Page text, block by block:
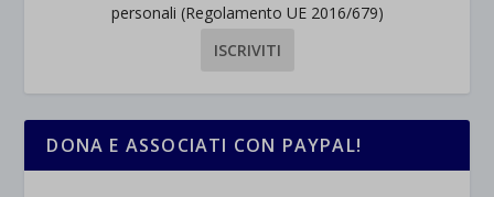
personali (Regolamento UE 2016/679)
DONA E ASSOCIATI CON PAYPAL!